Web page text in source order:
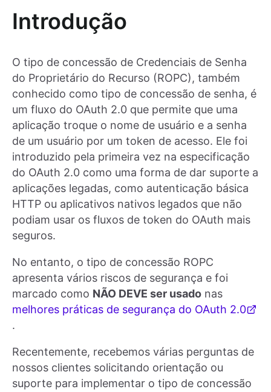
Introdução
O tipo de concessão de Credenciais de Senha
do Proprietário do Recurso (ROPC), também
conhecido como tipo de concessão de senha, é
um fluxo do OAuth 2.0 que permite que uma
aplicação troque o nome de usuário e a senha
de um usuário por um token de acesso. Ele foi
introduzido pela primeira vez na especificação
do OAuth 2.0 como uma forma de dar suporte a
aplicações legadas, como autenticação básica
HTTP ou aplicativos nativos legados que não
podiam usar os fluxos de token do OAuth mais
seguros.
No entanto, o tipo de concessão ROPC
apresenta vários riscos de segurança e foi
marcado como NÃO DEVE ser usado nas
melhores práticas de segurança do OAuth 2.0
.
Recentemente, recebemos várias perguntas de
nossos clientes solicitando orientação ou
suporte para implementar o tipo de concessão